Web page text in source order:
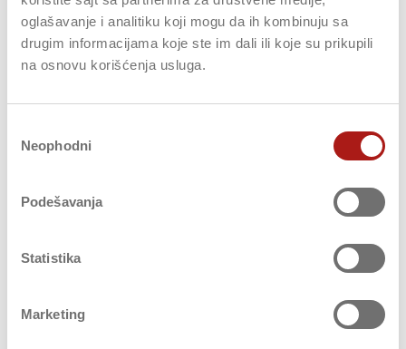
oglašavanje i analitiku koji mogu da ih kombinuju sa
drugim informacijama koje ste im dali ili koje su prikupili
na osnovu korišćenja usluga.
сагласности
Neophodni
Podešavanja
Statistika
Marketing
Ruke perite sapunom i vodom najmanje 20
Van kuće koristite gelove za suvo pranje ruku ili
alkohol u spreju.